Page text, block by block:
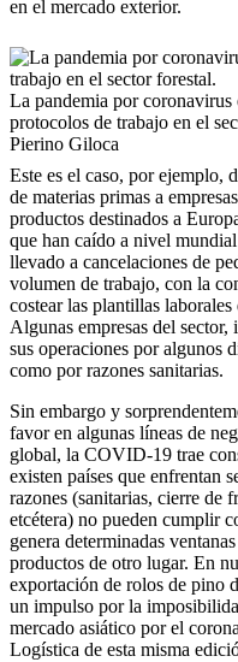
en el mercado exterior.
La pandemia por coronavirus
protocolos de trabajo en el
Pierino Giloca
Este es el caso, por ejemplo,
de materias primas a
productos destinados a
que han caído a nivel
llevado a cancelaciones de
volumen de trabajo, con la
costear las plantillas
Algunas empresas del
sus operaciones por algunos
como por razones sanitarias.
Sin embargo y
favor en algunas líneas de
global, la COVID-19 trae
existen países que enfrentan
razones (sanitarias, cierre de
etcétera) no pueden cumplir
genera determinadas
productos de otro lugar. En
exportación de rolos de pino
un impulso por la
mercado asiático por el
Logística de esta misma